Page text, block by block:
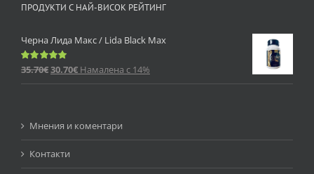
ПРОДУКТИ С НАЙ-ВИСОК РЕЙТИНГ
Черна Лида Макс / Lida Black Max
Оценено
35.70€30.70€ Намалена с 14%
Мнения и коментари
Контакти